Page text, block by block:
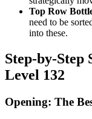
Top Row
need to be
into these.
Step-by-
Level 132
Opening: The